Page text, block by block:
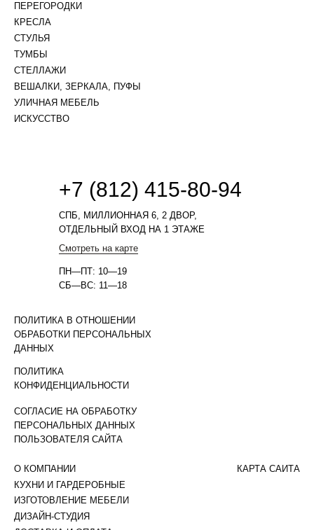
ИСКУССТВО
УЛИЧНАЯ МЕБЕЛЬ
ВЕШАЛКИ, ЗЕРКАЛА, ПУФЫ
СТЕЛЛАЖИ
ТУМБЫ
СТУЛЬЯ
КРЕСЛА
ПЕРЕГОРОДКИ
СОГЛАСИЕ НА ОБРАБОТКУ
ПЕРСОНАЛЬНЫХ ДАННЫХ
ПОЛЬЗОВАТЕЛЯ САЙТА
ПОЛИТИКА
КОНФИДЕНЦИАЛЬНОСТИ
ПОЛИТИКА В ОТНОШЕНИИ
ОБРАБОТКИ ПЕРСОНАЛЬНЫХ
ДАННЫХ
СПБ, МИЛЛИОННАЯ 6, 2 ДВОР,
ОТДЕЛЬНЫЙ ВХОД НА 1 ЭТАЖЕ
Смотреть на карте
ПН—ПТ: 10—19
СБ—ВС: 11—18
+7 (812) 415-80-94
КАРТА САЙТА
ДИЗАЙН-СТУДИЯ
КУХНИ И ГАРДЕРОБНЫЕ
ИЗГОТОВЛЕНИЕ МЕБЕЛИ
О КОМПАНИИ